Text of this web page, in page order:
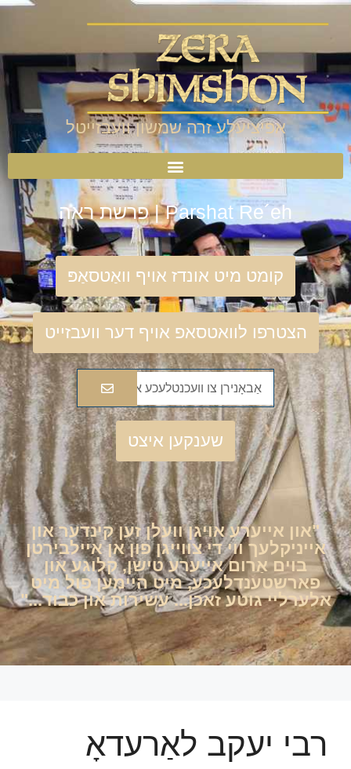
אפיציעלע זרה שמשון וועבזייטל
Parshat Re´eh | פרשת ראה
קומט מיט אונדז אויף וואַטסאַפּ
הצטרפו לוואטסאפ אויף דער וועבזייט
שענקען איצט
"און אייערע אויגן וועלן זען קינדער און
אייניקלעך ווי די צווייגן פון אן איילבירטן
בוים אַרום אייערע טישן, קלוגע און
פארשטענדלעכע, מיט היימען פול מיט
אלערליי גוטע זאכן... עשירות און כבוד..."
רבי יעקב לאַרעדאָ